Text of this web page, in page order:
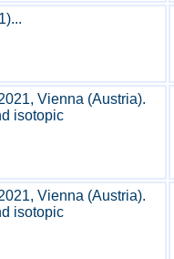
Vienna (Austria).
isotopic
Vienna (Austria).
isotopic